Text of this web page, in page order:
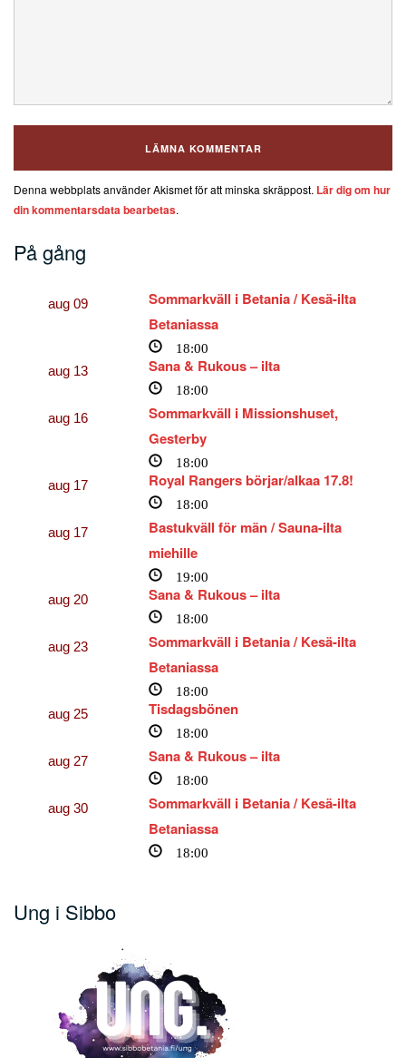
Denna webbplats använder Akismet för att minska skräppost. Lär dig om hur
din kommentarsdata bearbetas.
På gång
aug 09
Sommarkväll i Betania / Kesä-ilta
Betaniassa
18:00
aug 13 Sana & Rukous – ilta
18:00
aug 16
Sommarkväll i Missionshuset,
Gesterby
18:00
aug 17 Royal Rangers börjar/alkaa 17.8!
18:00
aug 17
Bastukväll för män / Sauna-ilta
miehille
19:00
aug 20 Sana & Rukous – ilta
18:00
aug 23
Sommarkväll i Betania / Kesä-ilta
Betaniassa
18:00
aug 25 Tisdagsbönen
18:00
aug 27 Sana & Rukous – ilta
18:00
aug 30
Sommarkväll i Betania / Kesä-ilta
Betaniassa
18:00
Ung i Sibbo